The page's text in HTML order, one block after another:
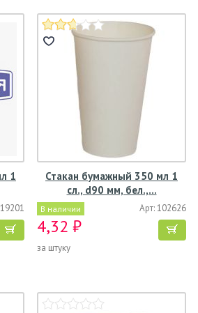
1
Стакан бумажный 350 мл 1
сл., d90 мм, бел.,…
В наличии Арт: 102626
4,32 ₽
за штуку